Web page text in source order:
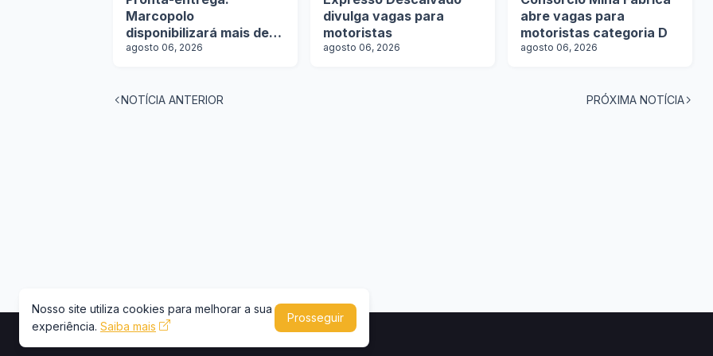
Marcopolo
disponibilizará mais de
100 ônibus para
agosto 06, 2026
divulga vagas para
motoristas
agosto 06, 2026
abre vagas para
motoristas categoria D
agosto 06, 2026
NOTÍCIA ANTERIOR PRÓXIMA NOTÍCIA
Nosso site utiliza cookies para melhorar a sua
experiência. Saiba mais
Prosseguir